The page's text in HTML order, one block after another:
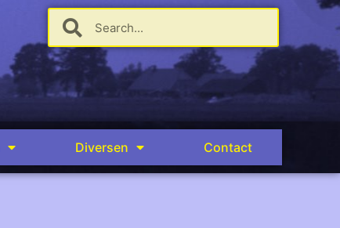
Diversen Contact